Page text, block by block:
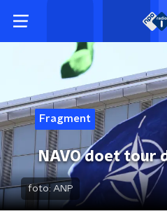
Fragment
NAVO doet tour
foto: ANP